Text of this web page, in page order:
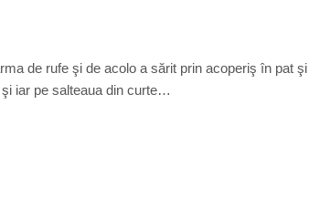
de rufe şi de acolo a sărit prin acoperiş în pat şi
iar pe salteaua din curte…